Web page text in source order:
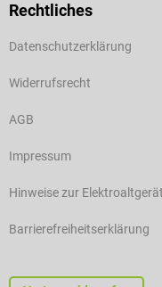
Rechtliches
Datenschutzerklärung
Widerrufsrecht
AGB
Impressum
Hinweise zur
Barrierefreiheitserklärung